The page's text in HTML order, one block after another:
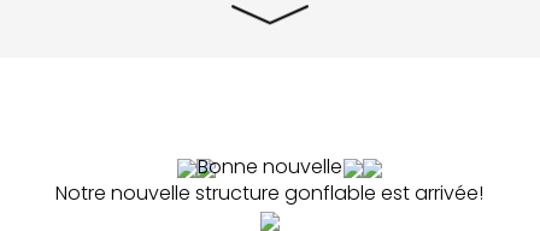
Bonne nouvelle
Notre nouvelle structure gonflable est arrivée!